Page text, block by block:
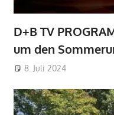
D+B TV
um den
8. Juli 2024